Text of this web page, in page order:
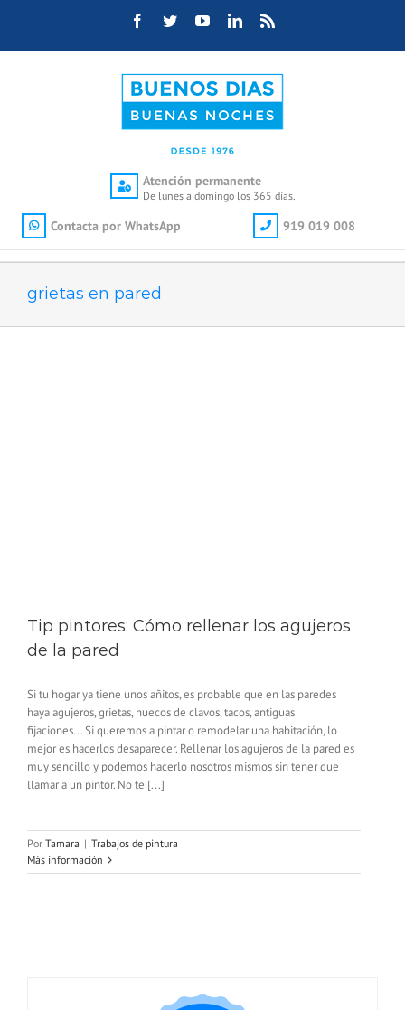
Facebook
TwitterYouTubeLinkedIn
Atención permanente
De lunes a domingo los 365 días.
Contacta por WhatsApp 919 019 008
grietas en pared
Tip pintores: Cómo rellenar los agujeros
de la pared
Si tu hogar ya tiene unos añitos, es probable que en las paredes
haya agujeros, grietas, huecos de clavos, tacos, antiguas
fijaciones... Si queremos a pintar o remodelar una habitación, lo
mejor es hacerlos desaparecer. Rellenar los agujeros de la pared es
muy sencillo y podemos hacerlo nosotros mismos sin tener que
llamar a un pintor. No te [...]
Por Tamara | Trabajos de pintura
Más información